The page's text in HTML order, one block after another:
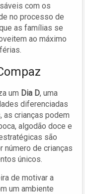
com os
no processo de
as famílias se
ao máximo
um Dia D, uma
diferenciadas
crianças podem
algodão doce e
são
número de crianças
únicos.
de motivar a
um ambiente